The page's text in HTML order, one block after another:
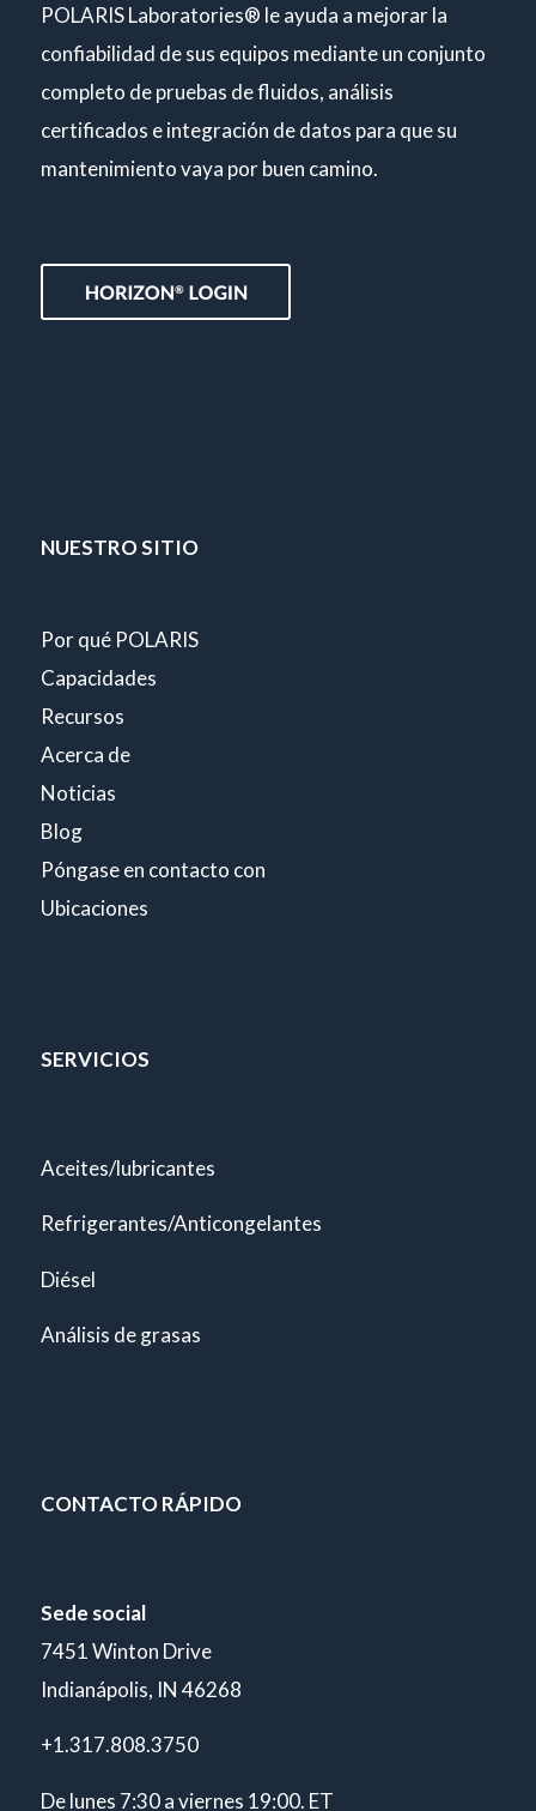
POLARIS Laboratories® le ayuda a mejorar la
confiabilidad de sus equipos mediante un conjunto
completo de pruebas de fluidos, análisis
certificados e integración de datos para que su
mantenimiento vaya por buen camino.
NUESTRO SITIO
Por qué POLARIS
Capacidades
Recursos
Acerca de
Noticias
Blog
Póngase en contacto con
Ubicaciones
SERVICIOS
Aceites/lubricantes
Refrigerantes/Anticongelantes
Diésel
Análisis de grasas
CONTACTO RÁPIDO
Sede social
7451 Winton Drive
Indianápolis, IN 46268
+1.317.808.3750
De lunes 7:30 a viernes 19:00. ET